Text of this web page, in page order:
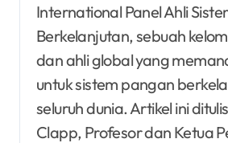
International Panel Ahli
Berkelanjutan, sebuah
dan ahli global yang
untuk sistem pangan
seluruh dunia. Artikel ini
Clapp, Profesor dan Ketua